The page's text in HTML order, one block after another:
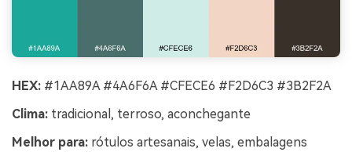
HEX: #1AA89A #4A6F6A #CFECE6 #F2D6C3 #3B2F2A
Clima: tradicional, terroso, aconchegante
Melhor para: rótulos artesanais, velas, embalagens